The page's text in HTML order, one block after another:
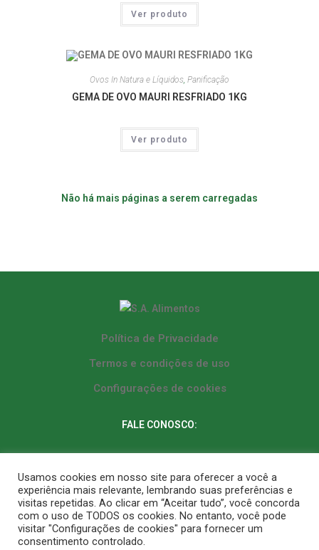
Ver produto
Ovos In Natura e Líquidos, Panificação
GEMA DE OVO MAURI RESFRIADO 1KG
Ver produto
Não há mais páginas a serem carregadas
Política de Privacidade
Termos e condições de uso
Configurações de cookies
FALE CONOSCO:
Fixo Matriz: (62) 3287-9764
Fixo Filial: (61) 3573-9225
Usamos cookies em nosso site para oferecer a você a
experiência mais relevante, lembrando suas preferências e
visitas repetidas. Ao clicar em “Aceitar tudo”, você concorda
com o uso de TODOS os cookies. No entanto, você pode
visitar "Configurações de cookies" para fornecer um
consentimento controlado.